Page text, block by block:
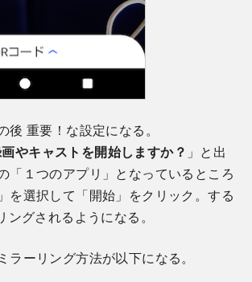
後 重要！な設定になる。
やキャストを開始しますか？ 」と出
「１つのアプリ」となっているところ
を選択して「開始」をクリック。する
ングされるようになる。
ラーリング方法が以下になる。